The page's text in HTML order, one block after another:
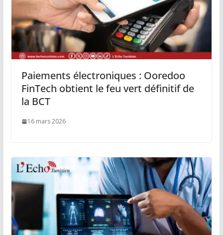
Paiements électroniques : Ooredoo
FinTech obtient le feu vert définitif de
la BCT
16 mars 2026